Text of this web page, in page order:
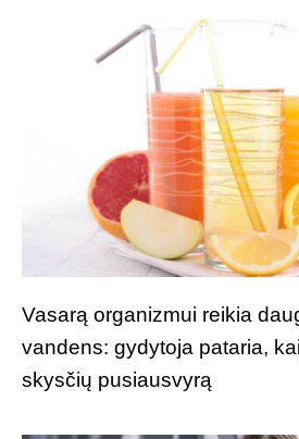
Vasarą organizmui reikia
vandens: gydytoja pataria,
skysčių pusiausvyrą